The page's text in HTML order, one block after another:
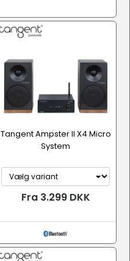
Tangent Ampster II X4 Micro
System
Fra 3.299 DKK